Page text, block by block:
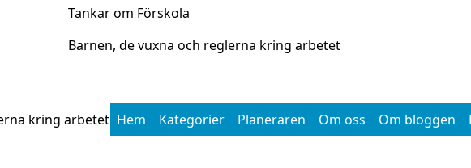
Tankar om Förskola
Barnen, de vuxna och reglerna kring arbetet
kring arbetet Hem Kategorier Planeraren Om oss Om bloggen